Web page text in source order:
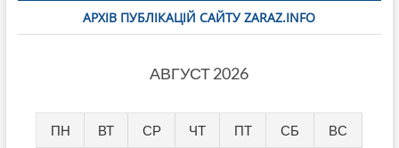
АРХІВ ПУБЛІКАЦІЙ САЙТУ ZARAZ.INFO
АВГУСТ 2026
ПН ВТ СР ЧТ ПТ СБ ВС